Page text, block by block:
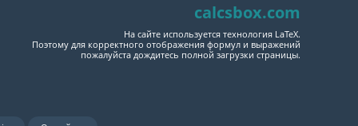
calcsbox.com
На сайте используется технология LaTeX.
Поэтому для корректного отображения формул и выражений
пожалуйста дождитесь полной загрузки страницы.